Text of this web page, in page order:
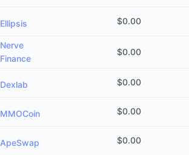
Ellipsis $0.00
Nerve
Finance
$0.00
Dexlab $0.00
MMOCoin $0.00
ApeSwap $0.00